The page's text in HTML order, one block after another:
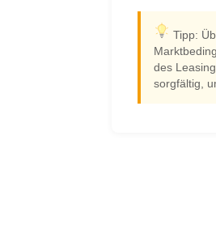
Tipp:
des
sorgfältig,